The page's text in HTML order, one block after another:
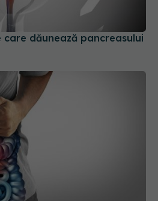
care dăunează pancreasului